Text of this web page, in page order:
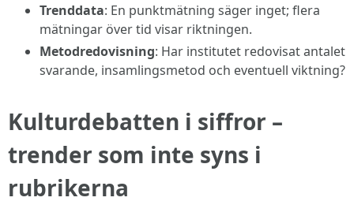
Trenddata: En punktmätning säger inget; flera
mätningar över tid visar riktningen.
Metodredovisning: Har institutet redovisat antalet
svarande, insamlingsmetod och eventuell viktning?
Kulturdebatten i siffror –
trender som inte syns i
rubrikerna